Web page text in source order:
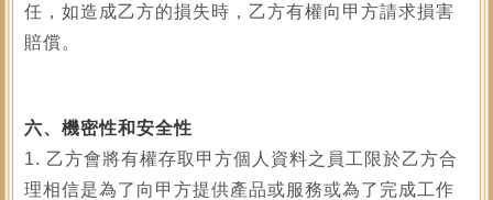
任，如造成乙方的損失時，乙方有權向甲方請求損害
賠償。
六、機密性和安全性
1. 乙方會將有權存取甲方個人資料之員工限於乙方合
理相信是為了向甲方提供產品或服務或為了完成工作